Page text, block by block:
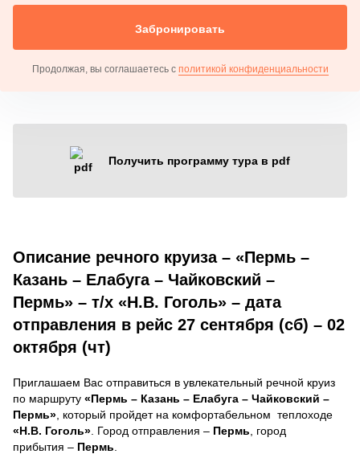
Забронировать
Продолжая, вы соглашаетесь с политикой конфиденциальности
Получить программу тура в pdf
Описание речного круиза – «Пермь –
Казань – Елабуга – Чайковский –
Пермь» – т/х «Н.В. Гоголь» – дата
отправления в рейс 27 сентября (сб) – 02
октября (чт)
Приглашаем Вас отправиться в увлекательный речной круиз
по маршруту «Пермь – Казань – Елабуга – Чайковский –
Пермь» , который пройдет на комфортабельном теплоходе
«Н.В. Гоголь» . Город отправления – Пермь , город
прибытия – Пермь